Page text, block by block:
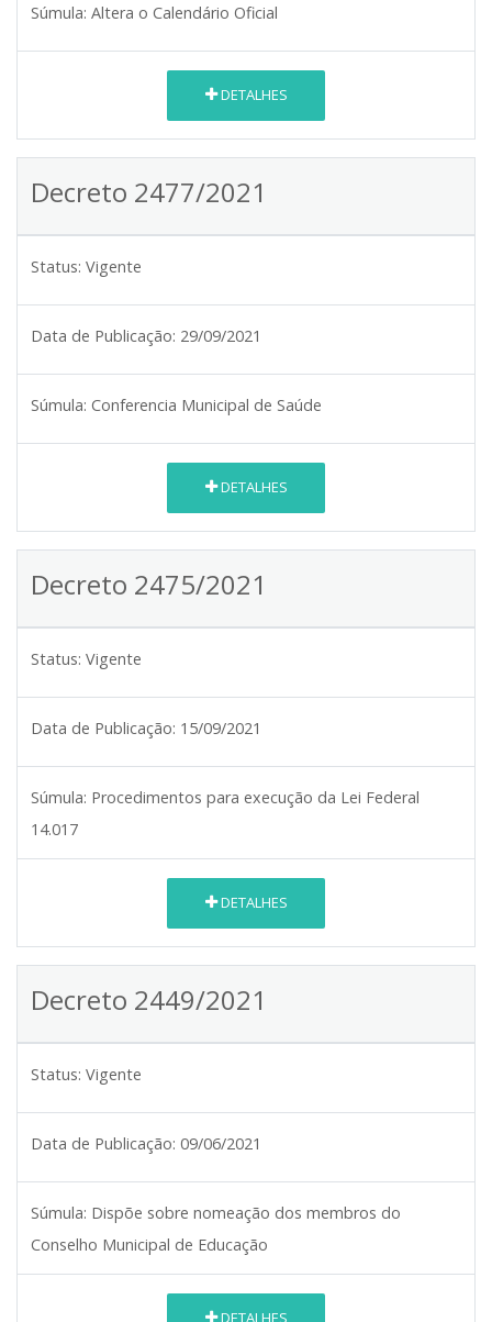
Súmula: Altera o Calendário Oficial
DETALHES
Decreto 2477/2021
Status: Vigente
Data de Publicação: 29/09/2021
Súmula: Conferencia Municipal de Saúde
DETALHES
Decreto 2475/2021
Status: Vigente
Data de Publicação: 15/09/2021
Súmula: Procedimentos para execução da Lei Federal
14.017
DETALHES
Decreto 2449/2021
Status: Vigente
Data de Publicação: 09/06/2021
Súmula: Dispõe sobre nomeação dos membros do
Conselho Municipal de Educação
DETALHES